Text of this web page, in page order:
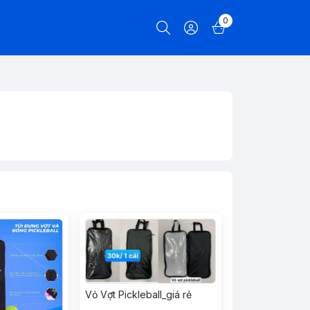
0
Vỏ Vợt Pickleball_giá rẻ